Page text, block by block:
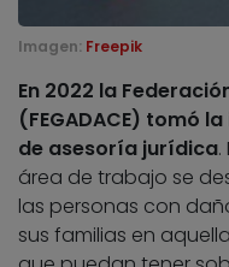
Imagen: Freepik
En 2022 la
(FEGADACE) tomó
de asesoría jurídica
área de trabajo se
las personas con
sus familias en